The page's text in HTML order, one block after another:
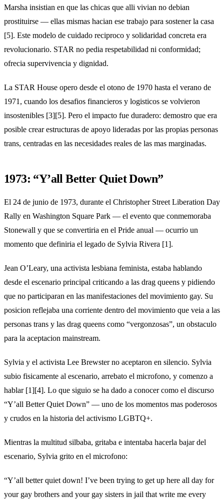
Marsha insistian en que las chicas que alli vivian no debian
prostituirse — ellas mismas hacian ese trabajo para sostener la casa
[5]. Este modelo de cuidado reciproco y solidaridad concreta era
revolucionario. STAR no pedia respetabilidad ni conformidad;
ofrecia supervivencia y dignidad.
La STAR House opero desde el otono de 1970 hasta el verano de
1971, cuando los desafios financieros y logisticos se volvieron
insostenibles [3][5]. Pero el impacto fue duradero: demostro que era
posible crear estructuras de apoyo lideradas por las propias personas
trans, centradas en las necesidades reales de las mas marginadas.
1973: “Y’all Better Quiet Down”
El 24 de junio de 1973, durante el Christopher Street Liberation Day
Rally en Washington Square Park — el evento que conmemoraba
Stonewall y que se convertiria en el Pride anual — ocurrio un
momento que definiria el legado de Sylvia Rivera [1].
Jean O’Leary, una activista lesbiana feminista, estaba hablando
desde el escenario principal criticando a las drag queens y pidiendo
que no participaran en las manifestaciones del movimiento gay. Su
posicion reflejaba una corriente dentro del movimiento que veia a las
personas trans y las drag queens como “vergonzosas”, un obstaculo
para la aceptacion mainstream.
Sylvia y el activista Lee Brewster no aceptaron en silencio. Sylvia
subio fisicamente al escenario, arrebato el microfono, y comenzo a
hablar [1][4]. Lo que siguio se ha dado a conocer como el discurso
“Y’all Better Quiet Down” — uno de los momentos mas poderosos
y crudos en la historia del activismo LGBTQ+.
Mientras la multitud silbaba, gritaba e intentaba hacerla bajar del
escenario, Sylvia grito en el microfono:
“Y’all better quiet down! I’ve been trying to get up here all day for
your gay brothers and your gay sisters in jail that write me every